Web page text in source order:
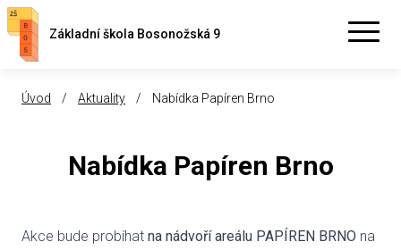
Základní škola Bosonožská 9
Úvod / Aktuality / Nabídka Papíren Brno
Nabídka Papíren Brno
Akce bude probíhat na nádvoří areálu PAPÍREN BRNO na